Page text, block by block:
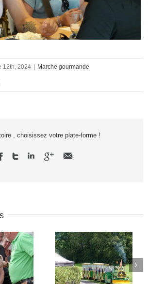
12th, 2024 Marche gourmande
, choisissez votre plate-forme !